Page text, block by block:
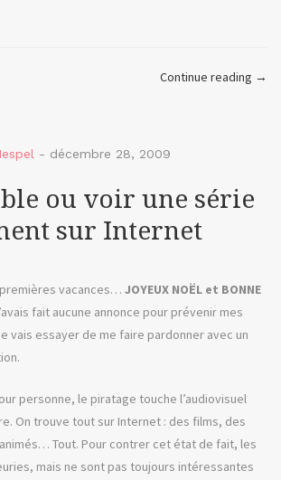
Continue reading « The
→
- décembre 28, 2009
ou voir une série
sur Internet
vacances… JOYEUX NOËL et BONNE
fait aucune annonce pour prévenir mes
vais essayer de me faire pardonner avec un
personne, le piratage touche l’audiovisuel
On trouve tout sur Internet : des films, des
Tout. Pour contrer cet état de fait, les
mais ne sont pas toujours intéressantes